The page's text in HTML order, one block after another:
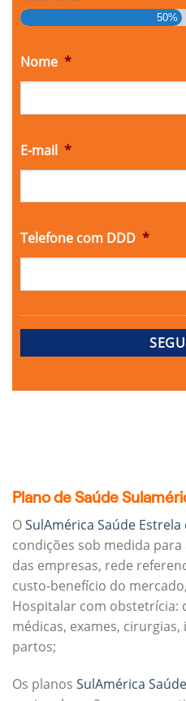
50%
Nome *
E-mail *
Telefone com DDD *
Plano de Saúde
OSulAmérica Saúde Estrela
condições sob medida
das empresas, rede
custo-benefício do
Hospitalar com obstetrícia:
médicas, exames,
partos;
Os planos SulAmérica Saúde